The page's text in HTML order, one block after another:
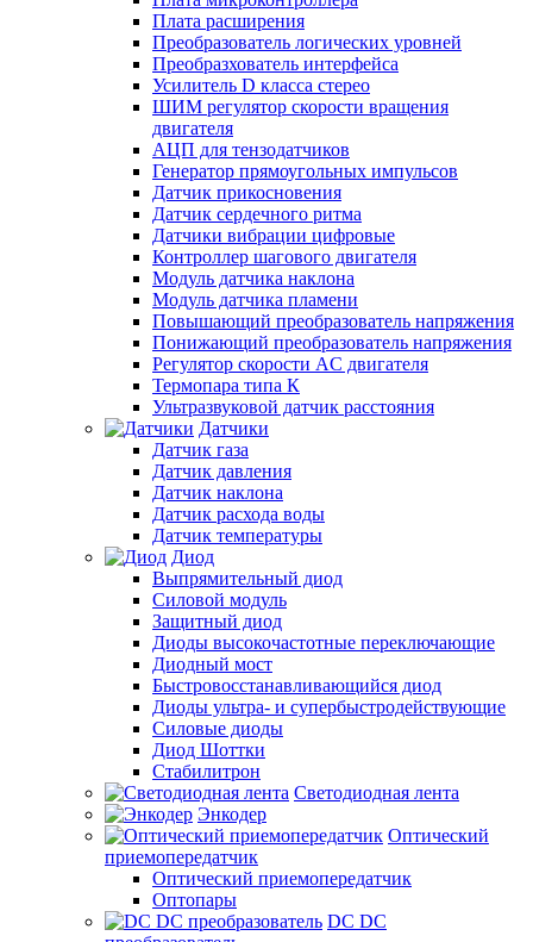
Плата расширения
Преобразователь логических уровней
Преобразхователь интерфейса
Усилитель D класса стерео
ШИМ регулятор скорости вращения
двигателя
АЦП для тензодатчиков
Генератор прямоугольных импульсов
Датчик прикосновения
Датчик сердечного ритма
Датчики вибрации цифровые
Контроллер шагового двигателя
Модуль датчика наклона
Модуль датчика пламени
Повышающий преобразователь напряжения
Понижающий преобразователь напряжения
Регулятор скорости AC двигателя
Термопара типа К
Ультразвуковой датчик расстояния
Датчики
Датчик газа
Датчик давления
Датчик наклона
Датчик расхода воды
Датчик температуры
Диод
Выпрямительный диод
Силовой модуль
Защитный диод
Диоды высокочастотные переключающие
Диодный мост
Быстровосстанавливающийся диод
Диоды ультра- и супербыстродействующие
Силовые диоды
Диод Шоттки
Стабилитрон
Светодиодная лента
Энкодер
Оптический
приемопередатчик
Оптический приемопередатчик
Оптопары
DC DC